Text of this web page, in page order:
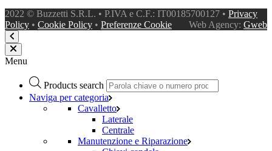
2022 © Buzzetti S.R.L. • P.IVA e C.F.: IT00185700127 • Privacy
Policy • Cookie Policy • Preferenze Cookie Web Agency: Gweb
Menu
Products search
Naviga per categoria
Cavalletto
Laterale
Centrale
Manutenzione e Riparazione